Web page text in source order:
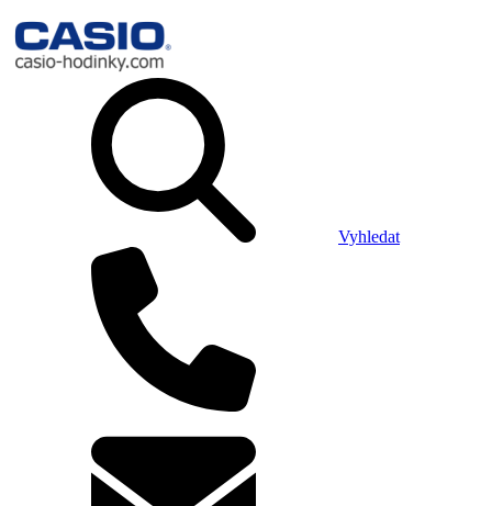
Vyhledat